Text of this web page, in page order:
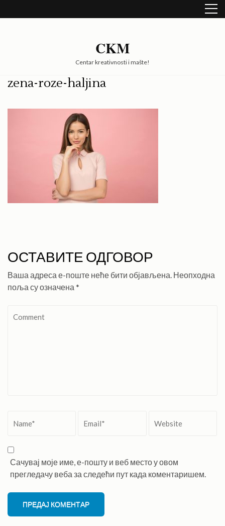
to
CKM
Centar kreativnosti i mašte!
zena-roze-haljina
ОСТАВИТЕ ОДГОВОР
Ваша адреса е-поште неће бити објављена. Неопходна
поља су означена *
Сачувај моје име, е-пошту и веб место у овом
прегледачу веба за следећи пут када коментаришем.